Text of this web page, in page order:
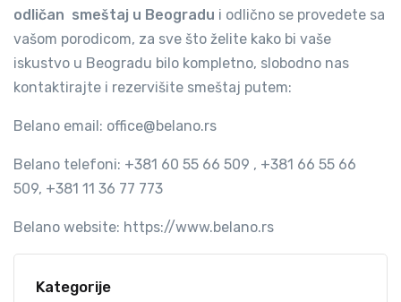
odličan smeštaj u Beogradu i odlično se provedete sa
vašom porodicom, za sve što želite kako bi vaše
iskustvo u Beogradu bilo kompletno, slobodno nas
kontaktirajte i rezervišite smeštaj putem:
Belano email: office@belano.rs
Belano telefoni: +381 60 55 66 509 , +381 66 55 66
509, +381 11 36 77 773
Belano website: https://www.belano.rs
Kategorije